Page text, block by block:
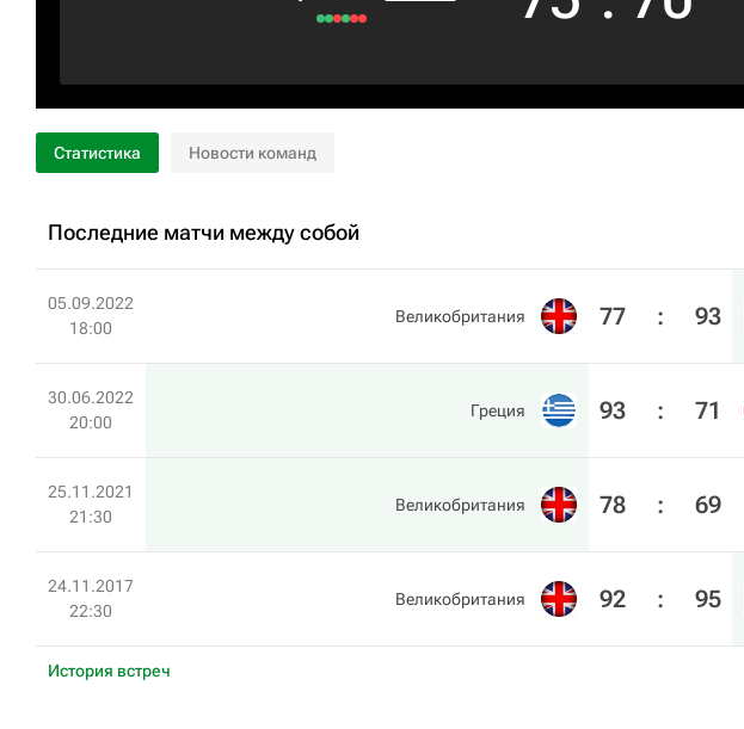
Статистика Новости команд
Последние матчи между собой
05.09.2022
18:00
Великобритания 77 : 93
30.06.2022
20:00
Греция 93 : 71
25.11.2021
21:30
Великобритания 78 : 69
24.11.2017
22:30
Великобритания 92 : 95
История встреч